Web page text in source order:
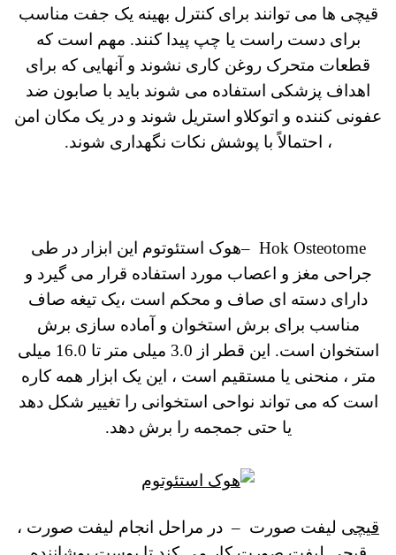
قیچی ها می توانند برای کنترل بهینه یک جفت مناسب
برای دست راست یا چپ پیدا کنند. مهم است که
قطعات متحرک روغن کاری نشوند و آنهایی که برای
اهداف پزشکی استفاده می شوند باید با صابون ضد
عفونی کننده و اتوکلاو استریل شوند و در یک مکان امن
، احتمالاً با پوشش نکات نگهداری شوند.
Hok Osteotome – هوک استئوتوم این ابزار در طی
جراحی مغز و اعصاب مورد استفاده قرار می گیرد و
دارای دسته ای صاف و محکم است ،یک تیغه صاف
مناسب برای برش استخوان و آماده سازی برش
استخوان است. این قطر از 3.0 میلی متر تا 16.0 میلی
متر ، منحنی یا مستقیم است ، این یک ابزار همه کاره
است که می تواند نواحی استخوانی را تغییر شکل دهد
یا حتی جمجمه را برش دهد.
قیچی لیفت صورت – در مراحل انجام لیفت صورت ،